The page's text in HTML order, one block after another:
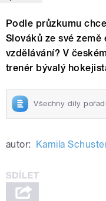
Podle průzkumu
Slováků ze své
vzdělávání? V
trenér bývalý
Všechny díly
autor: Kamila